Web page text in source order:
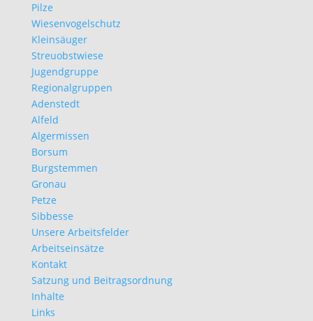
Pilze
Wiesenvogelschutz
Kleinsäuger
Streuobstwiese
Jugendgruppe
Regionalgruppen
Adenstedt
Alfeld
Algermissen
Borsum
Burgstemmen
Gronau
Petze
Sibbesse
Unsere Arbeitsfelder
Arbeitseinsätze
Kontakt
Satzung und Beitragsordnung
Inhalte
Links